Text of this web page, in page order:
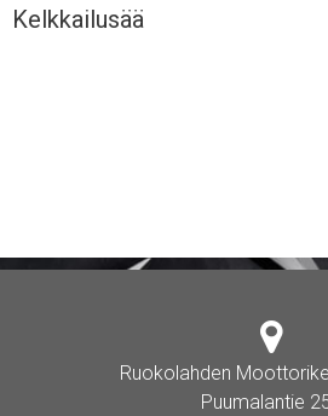
Kelkkailusää
Ruokolahden
Puumalantie